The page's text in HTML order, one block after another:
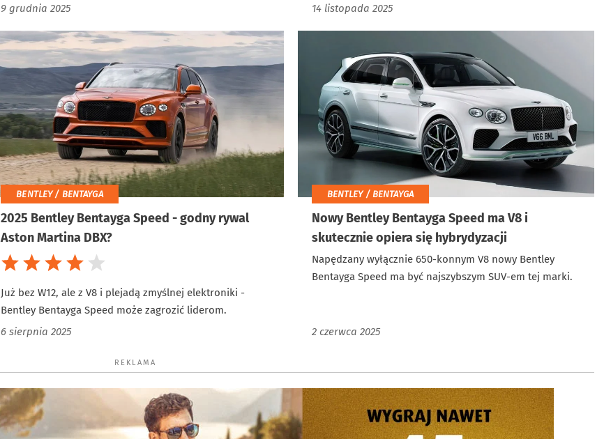
9 grudnia 2025
14 listopada 2025
BENTLEY / BENTAYGA
2025 Bentley Bentayga Speed - godny rywal
Aston Martina DBX?
Już bez W12, ale z V8 i plejadą zmyślnej elektroniki -
Bentley Bentayga Speed może zagrozić liderom.
6 sierpnia 2025
BENTLEY / BENTAYGA
Nowy Bentley Bentayga Speed ma V8 i
skutecznie opiera się hybrydyzacji
Napędzany wyłącznie 650-konnym V8 nowy Bentley
Bentayga Speed ma być najszybszym SUV-em tej marki.
2 czerwca 2025
REKLAMA